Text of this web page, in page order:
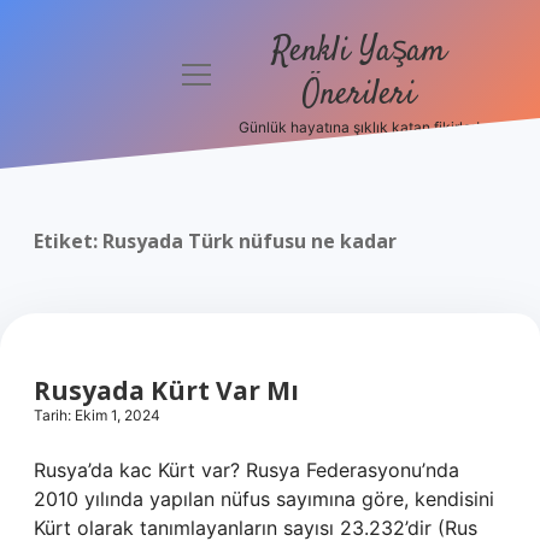
Politikası
menüyü
Renkli Yaşam
Önerileri
Günlük hayatına şıklık katan fikirler!
Etiket: Rusyada Türk nüfusu ne kadar
Rusyada Kürt Var Mı
Tarih: Ekim 1, 2024
Rusya’da kac Kürt var? Rusya Federasyonu’nda
2010 yılında yapılan nüfus sayımına göre, kendisini
Kürt olarak tanımlayanların sayısı 23.232’dir (Rus